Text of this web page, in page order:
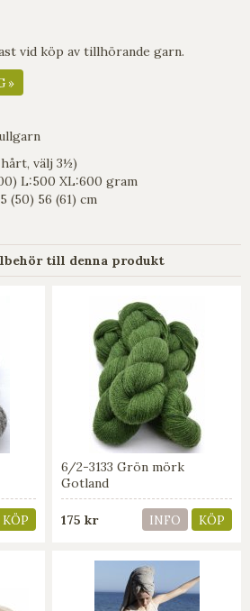
vid köp av tillhörande garn.
»
välj 3½)
L:500 XL:600 gram
(50) 56 (61) cm
till denna produkt
KÖP
6/2-3133 Grön mörk
Gotland
175 kr INFO KÖP